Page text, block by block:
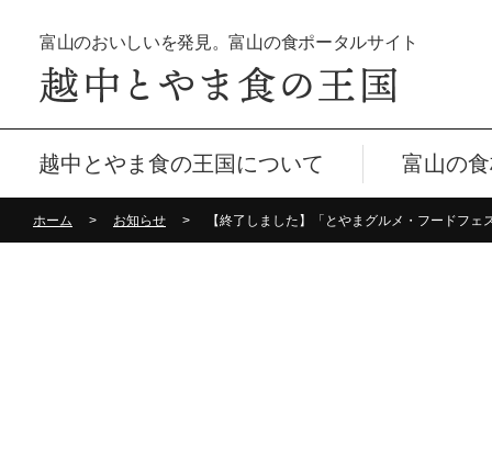
富山のおいしいを発見。富山の食ポータルサイト
越中とやま食の王国について 富山の
ホーム お知らせ 【終了しました】「とやまグルメ・フードフェ